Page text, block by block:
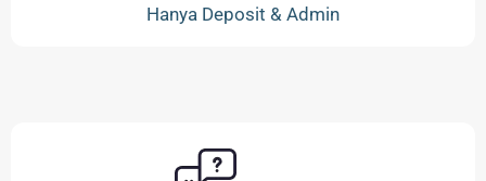
Hanya Deposit & Admin